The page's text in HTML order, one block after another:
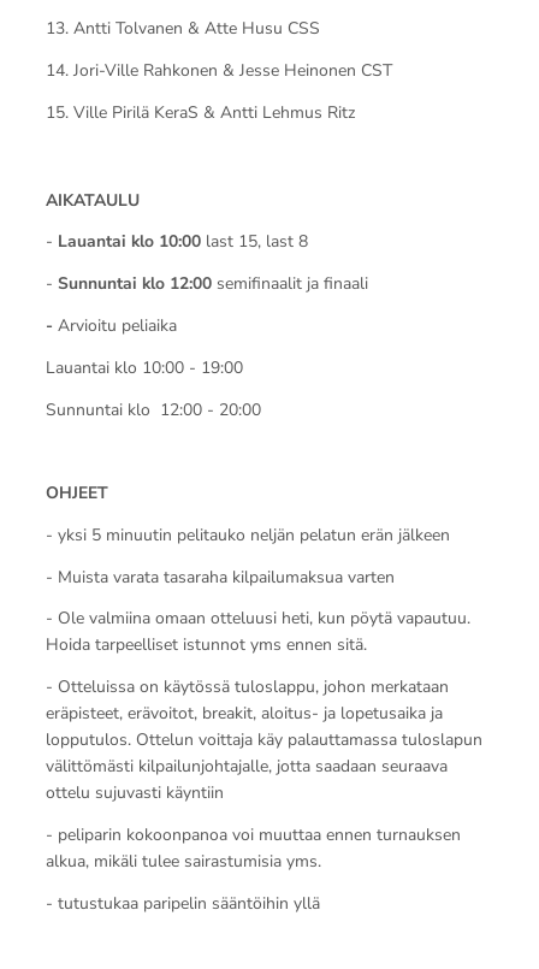
13. Antti Tolvanen & Atte Husu CSS
14. Jori-Ville Rahkonen & Jesse Heinonen CST
15. Ville Pirilä KeraS & Antti Lehmus Ritz
AIKATAULU
- Lauantai klo 10:00last 15, last 8
- Sunnuntai klo 12:00 semifinaalit ja finaali
- Arvioitu peliaika
Lauantai klo 10:00 - 19:00
Sunnuntai klo 12:00 - 20:00
OHJEET
- yksi 5 minuutin pelitauko neljän pelatun erän jälkeen
- Muista varata tasaraha kilpailumaksua varten
- Ole valmiina omaan otteluusi heti, kun pöytä vapautuu.
Hoida tarpeelliset istunnot yms ennen sitä.
- Otteluissa on käytössä tuloslappu, johon merkataan
eräpisteet, erävoitot, breakit, aloitus- ja lopetusaika ja
lopputulos. Ottelun voittaja käy palauttamassa tuloslapun
välittömästi kilpailunjohtajalle, jotta saadaan seuraava
ottelu sujuvasti käyntiin
- peliparin kokoonpanoa voi muuttaa ennen turnauksen
alkua, mikäli tulee sairastumisia yms.
- tutustukaa paripelin sääntöihin yllä